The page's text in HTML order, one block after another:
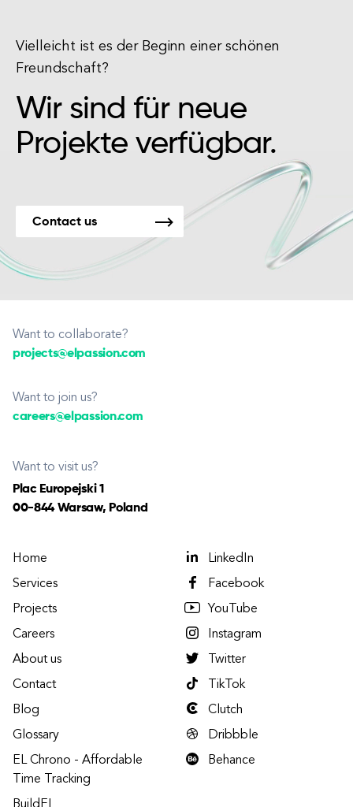
Vielleicht ist es der Beginn einer schönen
Freundschaft?
Wir sind für neue
Projekte verfügbar.
Contact us
Want to collaborate?
projects@elpassion.com
Want to join us?
careers@elpassion.com
Want to visit us?
Plac Europejski 1
00-844 Warsaw, Poland
Home
Services
Projects
Careers
About us
Contact
Blog
Glossary
EL Chrono - Affordable
Time Tracking
LinkedIn
Facebook
YouTube
Instagram
Twitter
TikTok
Clutch
Dribbble
Behance